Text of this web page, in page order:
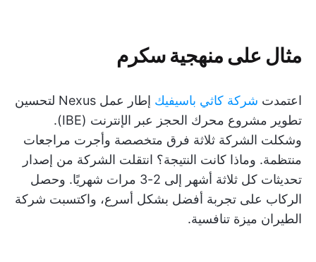
مثال على منهجية سكرم
اعتمدت شركة كاثي باسيفيك
إطار عمل Nexus لتحسين
تطوير مشروع محرك الحجز عبر الإنترنت (IBE).
وشكلت الشركة ثلاثة فرق متخصصة وأجرت مراجعات
منتظمة. وماذا كانت النتيجة؟ انتقلت الشركة من إصدار
تحديثات كل ثلاثة أشهر إلى 2-3 مرات شهريًا. وحصل
الركاب على تجربة أفضل بشكل أسرع، واكتسبت شركة
الطيران ميزة تنافسية.